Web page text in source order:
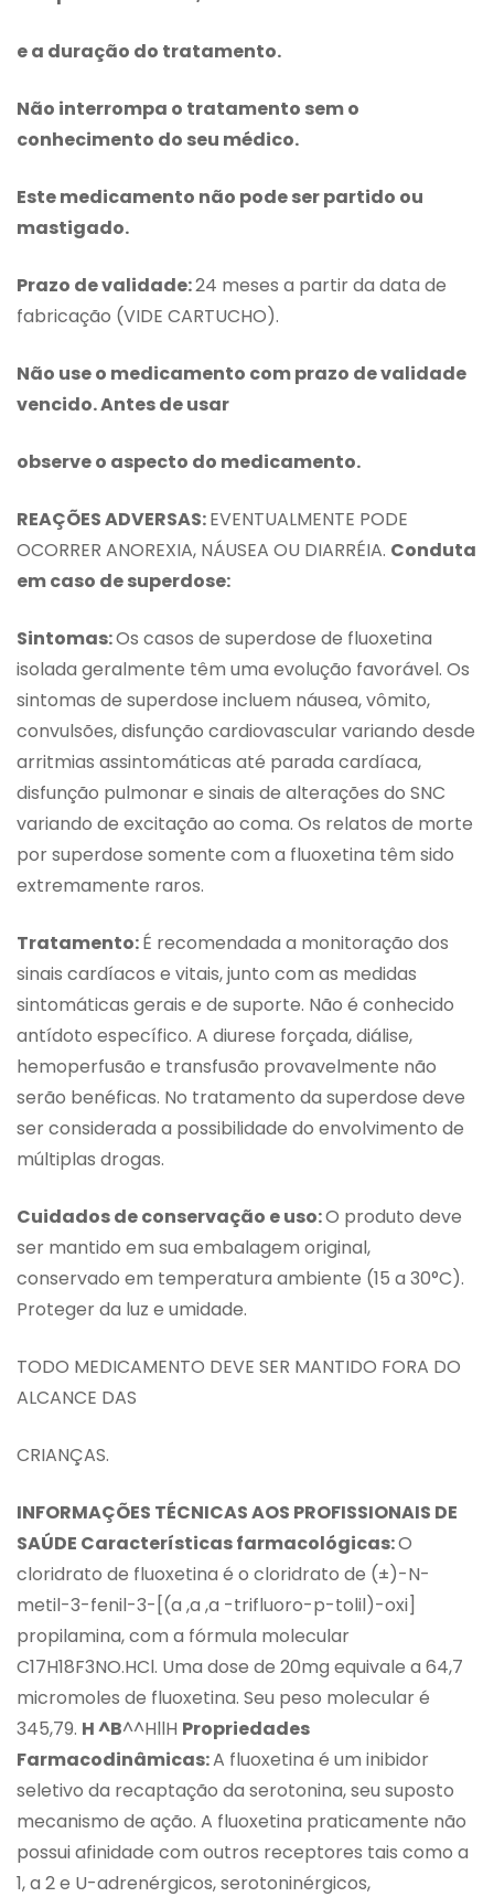
e a duração do tratamento.
Não interrompa o tratamento sem o
conhecimento do seu médico.
Este medicamento não pode ser partido ou
mastigado.
Prazo de validade:24 meses a partir da data de
fabricação (VIDE CARTUCHO).
Não use o medicamento com prazo de validade
vencido. Antes de usar
observe o aspecto do medicamento.
REAÇÕES ADVERSAS:EVENTUALMENTE PODE
OCORRER ANOREXIA, NÁUSEA OU DIARRÉIA. Conduta
em caso de superdose:
Sintomas:Os casos de superdose de fluoxetina
isolada geralmente têm uma evolução favorável. Os
sintomas de superdose incluem náusea, vômito,
convulsões, disfunção cardiovascular variando desde
arritmias assintomáticas até parada cardíaca,
disfunção pulmonar e sinais de alterações do SNC
variando de excitação ao coma. Os relatos de morte
por superdose somente com a fluoxetina têm sido
extremamente raros.
Tratamento:É recomendada a monitoração dos
sinais cardíacos e vitais, junto com as medidas
sintomáticas gerais e de suporte. Não é conhecido
antídoto específico. A diurese forçada, diálise,
hemoperfusão e transfusão provavelmente não
serão benéficas. No tratamento da superdose deve
ser considerada a possibilidade do envolvimento de
múltiplas drogas.
Cuidados de conservação e uso:O produto deve
ser mantido em sua embalagem original,
conservado em temperatura ambiente (15 a 30°C).
Proteger da luz e umidade.
TODO MEDICAMENTO DEVE SER MANTIDO FORA DO
ALCANCE DAS
CRIANÇAS.
INFORMAÇÕES TÉCNICAS AOS PROFISSIONAIS DE
SAÚDE Características farmacológicas:O
cloridrato de fluoxetina é o cloridrato de (±)-N-
metil-3-fenil-3-[(a ,a ,a -trifluoro-p-tolil)-oxi]
propilamina, com a fórmula molecular
C17H18F3NO.HCl. Uma dose de 20mg equivale a 64,7
micromoles de fluoxetina. Seu peso molecular é
345,79. H ^B^^HllH Propriedades
Farmacodinâmicas:A fluoxetina é um inibidor
seletivo da recaptação da serotonina, seu suposto
mecanismo de ação. A fluoxetina praticamente não
possui afinidade com outros receptores tais como a
1, a 2 e U-adrenérgicos, serotoninérgicos,